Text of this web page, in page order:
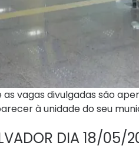
as vagas divulgadas são
à unidade do seu
DIA 18/05/